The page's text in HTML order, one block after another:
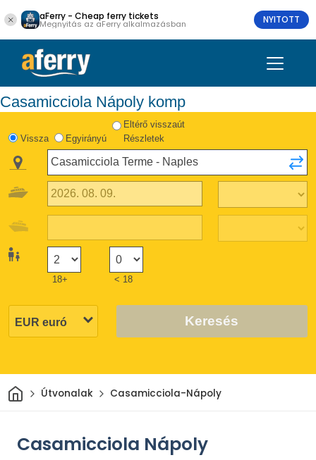
aFerry - Cheap ferry tickets
Megnyitás az aFerry alkalmazásban NYITOTT
Casamicciola Nápoly komp
Vissza Egyirányú
Eltérő visszaút
Részletek
18+ < 18
Keresés
Otthon
Útvonalak Casamicciola-Nápoly
Casamicciola Nápoly